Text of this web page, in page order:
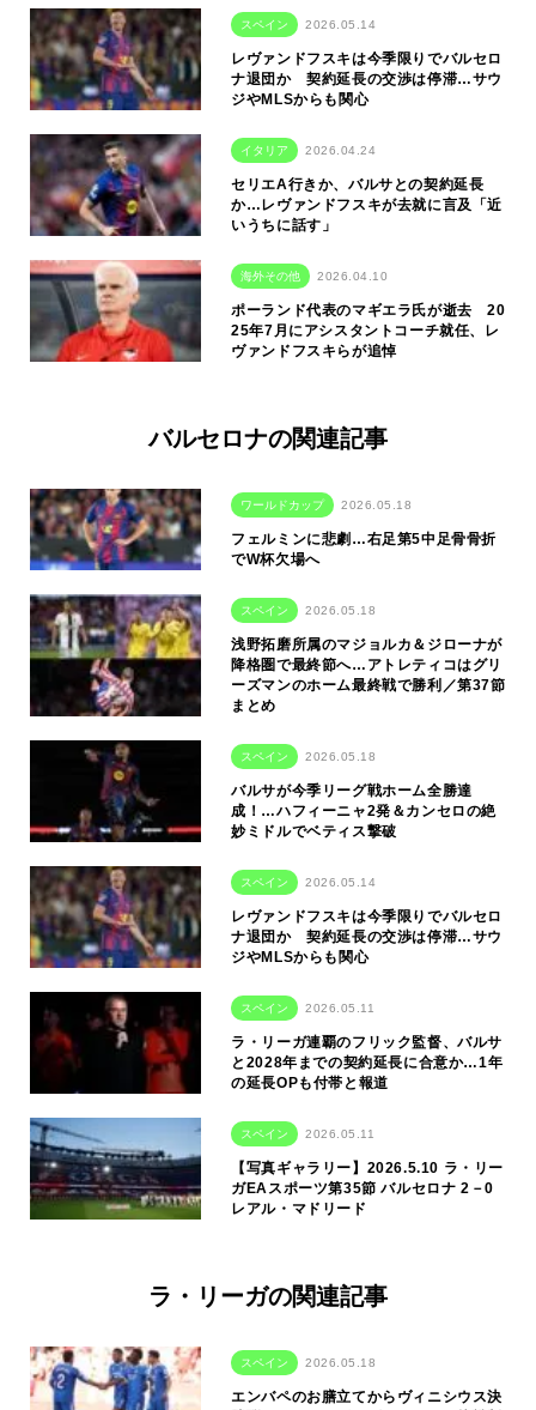
スペイン 2026.05.14
レヴァンドフスキは今季限りでバルセロ
ナ退団か 契約延長の交渉は停滞…サウ
ジやMLSからも関心
イタリア 2026.04.24
セリエA行きか、バルサとの契約延長
か…レヴァンドフスキが去就に言及「近
いうちに話す」
海外その他 2026.04.10
ポーランド代表のマギエラ氏が逝去 20
25年7月にアシスタントコーチ就任、レ
ヴァンドフスキらが追悼
バルセロナの関連記事
ワールドカップ 2026.05.18
フェルミンに悲劇…右足第5中足骨骨折
でW杯欠場へ
スペイン 2026.05.18
浅野拓磨所属のマジョルカ＆ジローナが
降格圏で最終節へ…アトレティコはグリ
ーズマンのホーム最終戦で勝利／第37節
まとめ
スペイン 2026.05.18
バルサが今季リーグ戦ホーム全勝達
成！…ハフィーニャ2発＆カンセロの絶
妙ミドルでベティス撃破
スペイン 2026.05.14
レヴァンドフスキは今季限りでバルセロ
ナ退団か 契約延長の交渉は停滞…サウ
ジやMLSからも関心
スペイン 2026.05.11
ラ・リーガ連覇のフリック監督、バルサ
と2028年までの契約延長に合意か…1年
の延長OPも付帯と報道
スペイン 2026.05.11
【写真ギャラリー】2026.5.10 ラ・リー
ガEAスポーツ第35節 バルセロナ 2－0
レアル・マドリード
ラ・リーガの関連記事
スペイン 2026.05.18
エンバペのお膳立てからヴィニシウス決